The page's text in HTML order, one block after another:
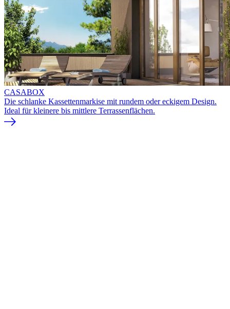
CASABOX
Die schlanke Kassettenmarkise mit rundem oder eckigem Design.
Ideal für kleinere bis mittlere Terrassenflächen.